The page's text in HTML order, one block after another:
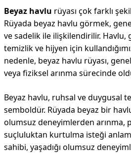
Beyaz havlu rüyası çok farklı
Rüyada beyaz havlu görmek,
ve sadelik ile ilişkilendirilir. Havlu,
temizlik ve hijyen için
nedenle, beyaz havlu rüyası,
veya fiziksel arınma sürecinde
Beyaz havlu, ruhsal ve duygusal
semboldür. Rüyada beyaz bir
olumsuz deneyimlerden arınma,
suçluluktan kurtulma isteği
sahibi, yaşadığı olumsuz